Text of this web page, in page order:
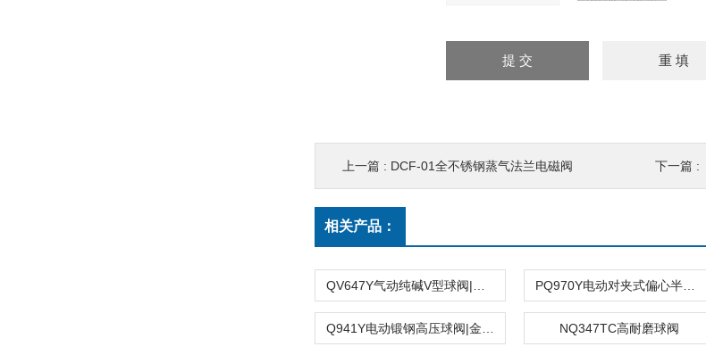
上一篇 : DCF-01全不锈钢蒸气法兰电磁阀 下一篇 :
相关产品：
NQ347TC高耐磨球阀